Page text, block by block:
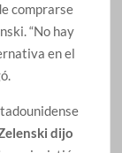
comprarse
“No hay
en el
dijo